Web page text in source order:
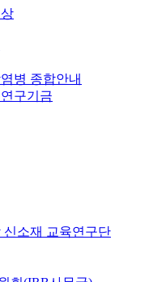
병 종합안내
구기금
신소재 교육연구단